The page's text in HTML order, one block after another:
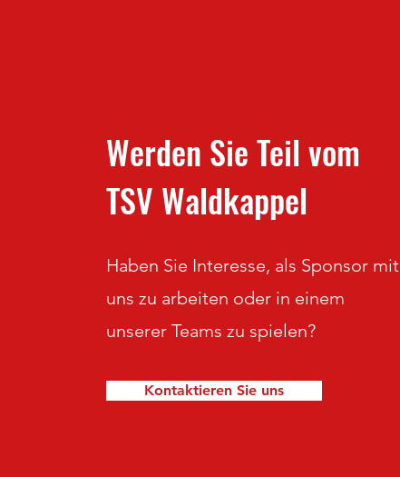
Werden Sie Teil vom
TSV Waldkappel
Haben Sie Interesse, als Sponsor mit
uns zu arbeiten oder in einem
unserer Teams zu spielen?
Kontaktieren Sie uns